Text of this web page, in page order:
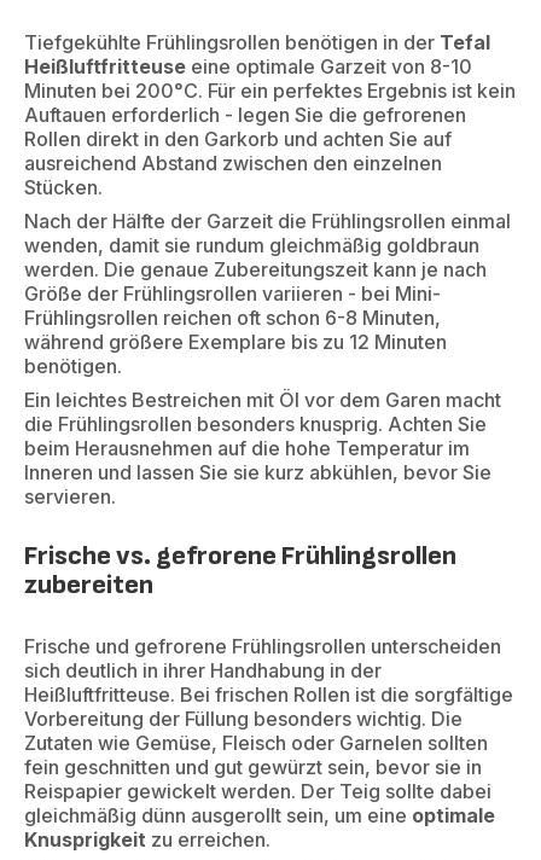
Tiefgekühlte Frühlingsrollen benötigen in der Tefal
Heißluftfritteuse eine optimale Garzeit von 8-10
Minuten bei 200°C. Für ein perfektes Ergebnis ist kein
Auftauen erforderlich - legen Sie die gefrorenen
Rollen direkt in den Garkorb und achten Sie auf
ausreichend Abstand zwischen den einzelnen
Stücken.
Nach der Hälfte der Garzeit die Frühlingsrollen einmal
wenden, damit sie rundum gleichmäßig goldbraun
werden. Die genaue Zubereitungszeit kann je nach
Größe der Frühlingsrollen variieren - bei Mini-
Frühlingsrollen reichen oft schon 6-8 Minuten,
während größere Exemplare bis zu 12 Minuten
benötigen.
Ein leichtes Bestreichen mit Öl vor dem Garen macht
die Frühlingsrollen besonders knusprig. Achten Sie
beim Herausnehmen auf die hohe Temperatur im
Inneren und lassen Sie sie kurz abkühlen, bevor Sie
servieren.
Frische vs. gefrorene Frühlingsrollen
zubereiten
Frische und gefrorene Frühlingsrollen unterscheiden
sich deutlich in ihrer Handhabung in der
Heißluftfritteuse. Bei frischen Rollen ist die sorgfältige
Vorbereitung der Füllung besonders wichtig. Die
Zutaten wie Gemüse, Fleisch oder Garnelen sollten
fein geschnitten und gut gewürzt sein, bevor sie in
Reispapier gewickelt werden. Der Teig sollte dabei
gleichmäßig dünn ausgerollt sein, um eine optimale
Knusprigkeit zu erreichen.